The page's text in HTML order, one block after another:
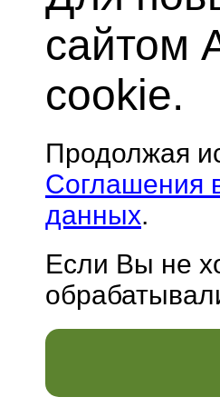
сайтом
cookie.
Продолжая
Соглашения
данных.
Если Вы не